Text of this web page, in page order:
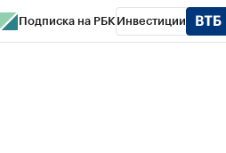
Подписка на РБК Инвестиции